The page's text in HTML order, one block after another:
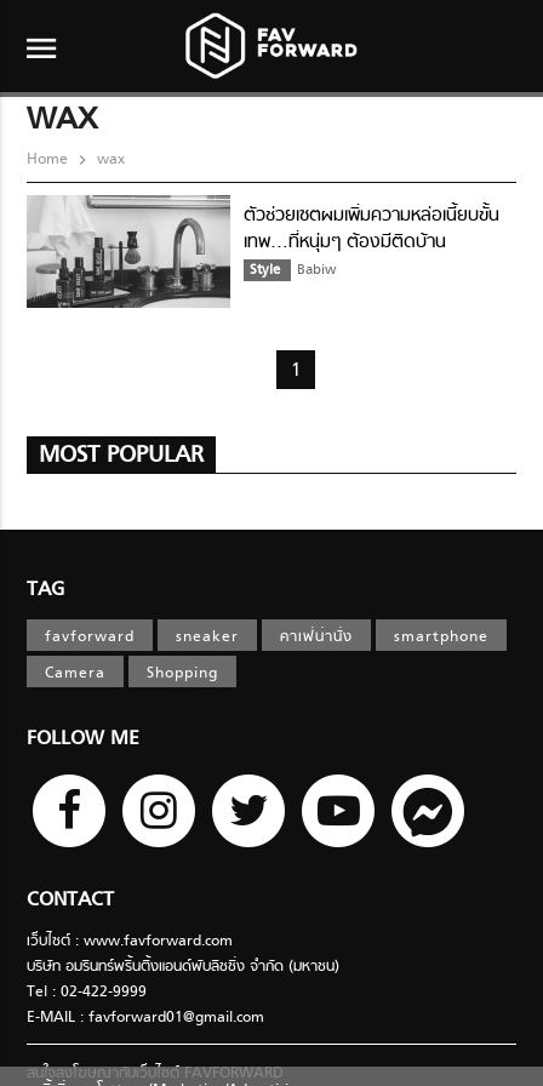
menu
WAX
Home wax
ตัวช่วยเซตผมเพิ่มความหล่อเนี้ยบขั้น
เทพ…ที่หนุ่มๆ ต้องมีติดบ้าน
Style Babiw
1
MOST POPULAR
TAG
favforward sneaker คาเฟ่น่านั่ง
smartphone
Camera
Shopping
FOLLOW ME
CONTACT
เว็บไซต์ : www.favforward.com
บริษัท อมรินทร์พริ้นติ้งแอนด์พับลิชชิ่ง จำกัด (มหาชน)
Tel : 02-422-9999
E-MAIL :favforward01@gmail.com
สนใจลงโฆษณากับเว็บไซต์ FAVFORWARD